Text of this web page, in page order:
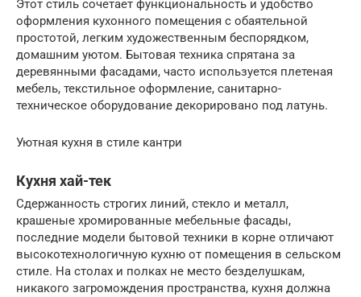
Этот стиль сочетает функциональность и удобство
оформления кухонного помещения с обаятельной
простотой, легким художественным беспорядком,
домашним уютом. Бытовая техника спрятана за
деревянными фасадами, часто используется плетеная
мебель, текстильное оформление, санитарно-
техническое оборудование декорировано под латунь.
Уютная кухня в стиле кантри
Кухня хай-тек
Сдержанность строгих линий, стекло и металл,
крашеные хромированные мебельные фасады,
последние модели бытовой техники в корне отличают
высокотехнологичную кухню от помещения в сельском
стиле. На столах и полках не место безделушкам,
никакого загромождения пространства, кухня должна